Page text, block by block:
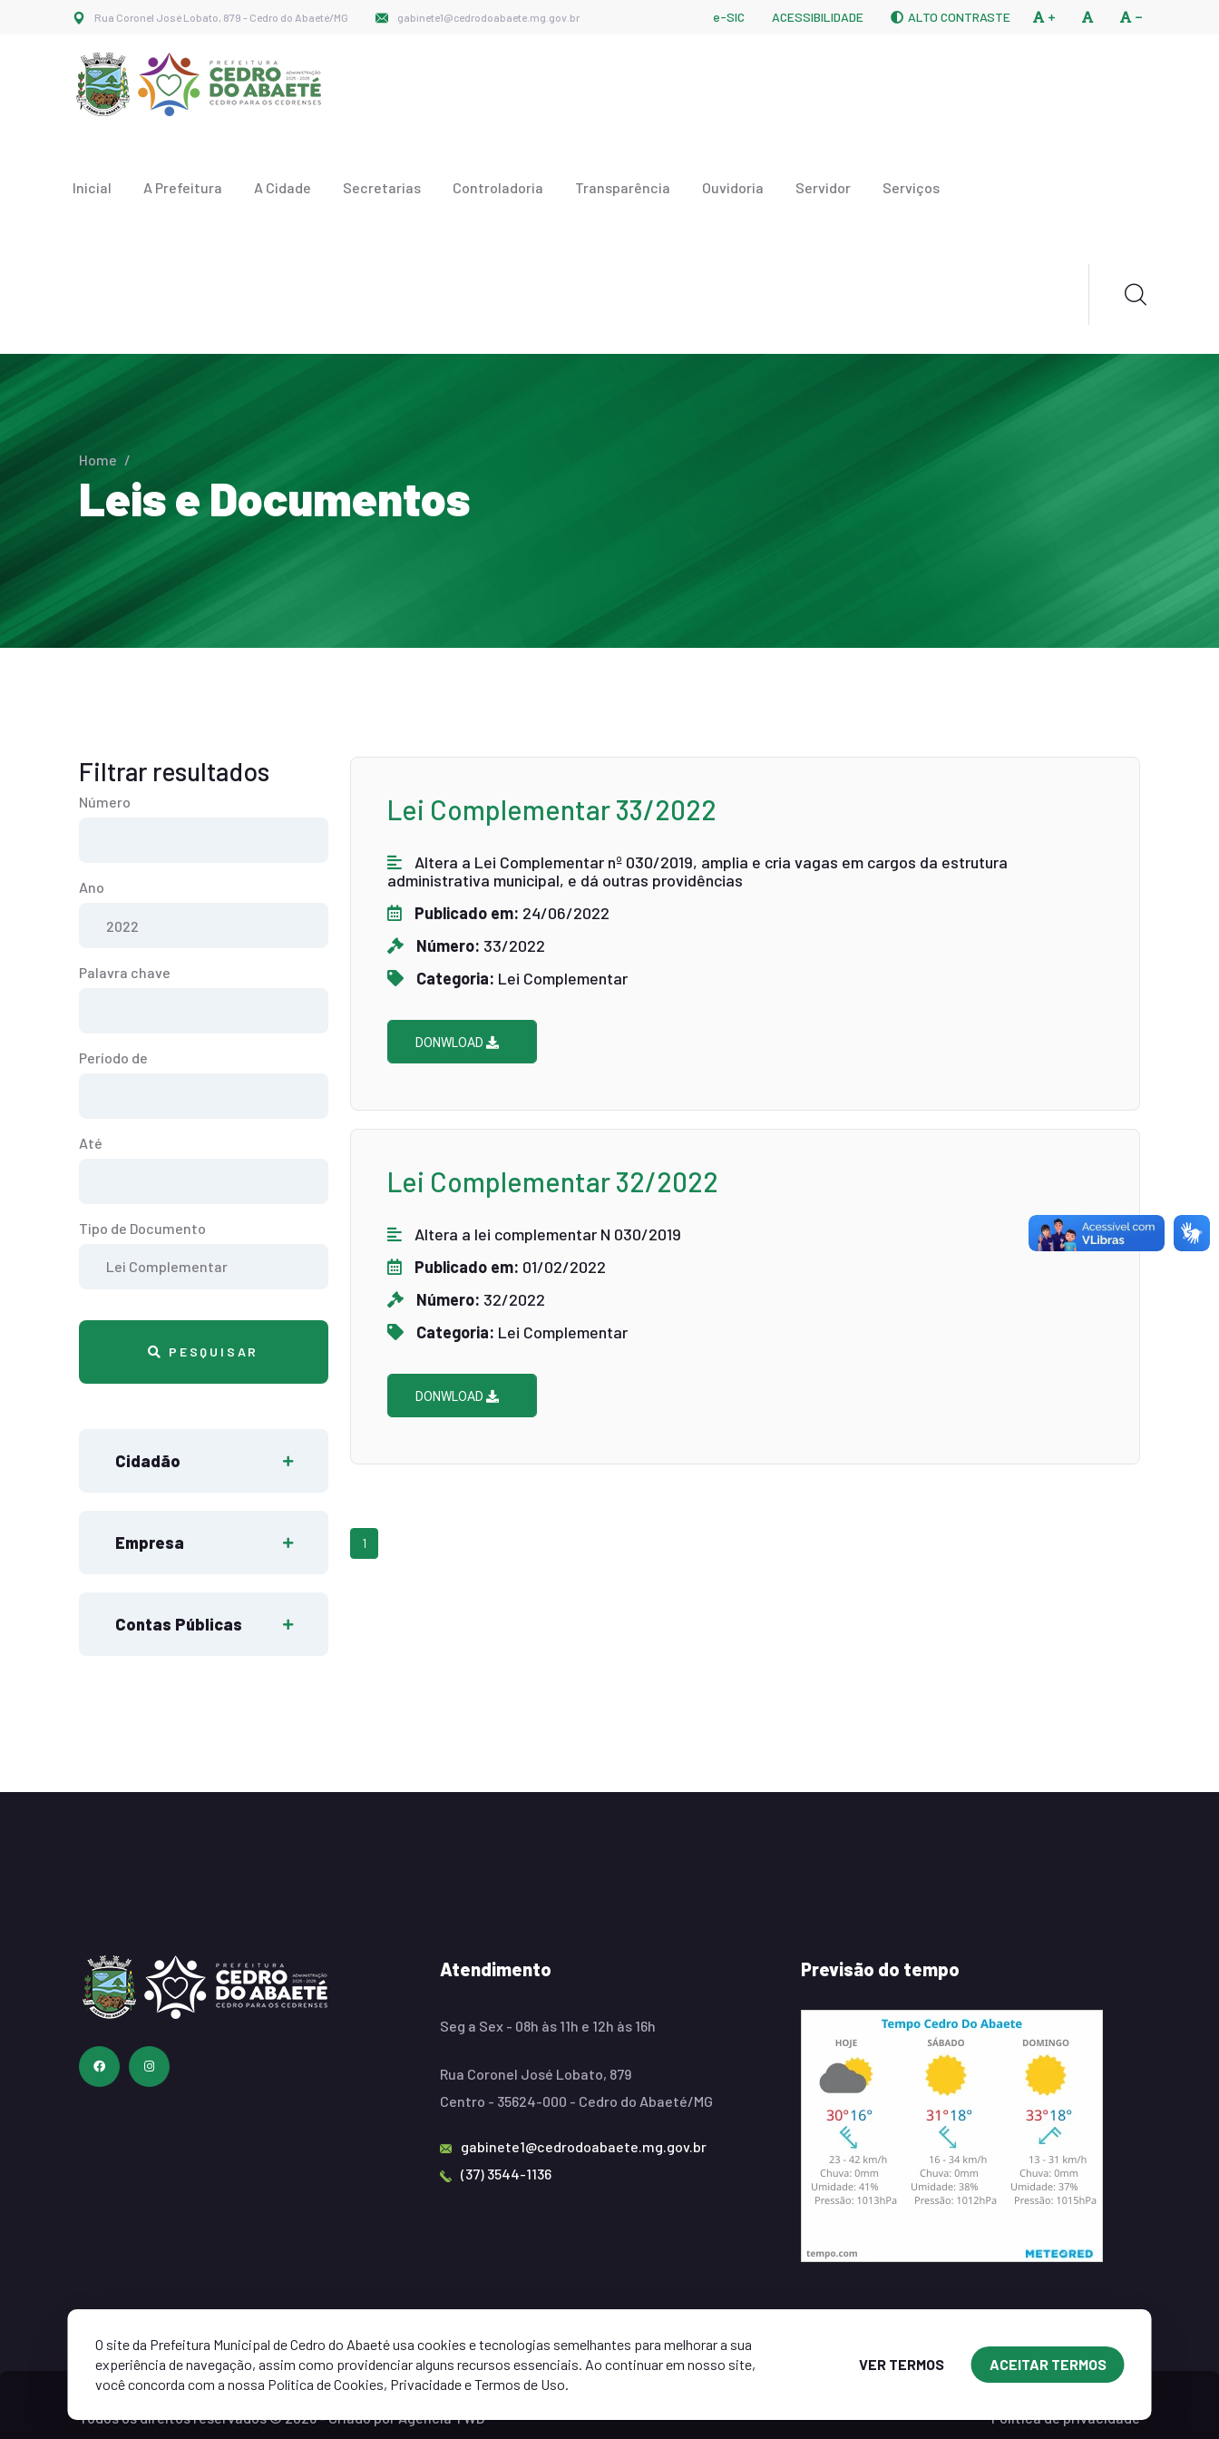
Rua Coronel José Lobato, 879 - Cedro do Abaeté/MG gabinete1@cedrodoabaete.mg.gov.br e-SIC ACESSIBILIDADE ALTO CONTRASTE
Inicial A Prefeitura A Cidade Secretarias Controladoria Transparência Ouvidoria Servidor Serviços
Home /
Leis e Documentos
Filtrar resultados
Número
Ano
Palavra chave
Período de
Até
Tipo de Documento
PESQUISAR
Cidadão
Empresa
Contas Públicas
Lei Complementar 33/2022
Altera a Lei Complementar nº 030/2019, amplia e cria vagas em cargos da estrutura
administrativa municipal, e dá outras providências
Publicado em: 24/06/2022
Número: 33/2022
Categoria: Lei Complementar
DONWLOAD
Lei Complementar 32/2022
Altera a lei complementar N 030/2019
Publicado em: 01/02/2022
Número: 32/2022
Categoria: Lei Complementar
DONWLOAD
1
Atendimento
Seg a Sex - 08h às 11h e 12h às 16h
Rua Coronel José Lobato, 879
Centro - 35624-000 - Cedro do Abaeté/MG
gabinete1@cedrodoabaete.mg.gov.br
(37) 3544-1136
Previsão do tempo
Todos os direitos reservados ©2026- Criado porAgência TWD Política de privacidade
O site da Prefeitura Municipal de Cedro do Abaeté usa cookies e tecnologias semelhantes para melhorar a sua
experiência de navegação, assim como providenciar alguns recursos essenciais. Ao continuar em nosso site,
você concorda com a nossa Política de Cookies, Privacidade e Termos de Uso.
VER TERMOS ACEITAR TERMOS